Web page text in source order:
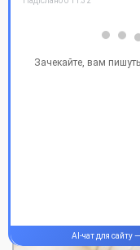
карієсі
Ціна на
послуги: Ціна